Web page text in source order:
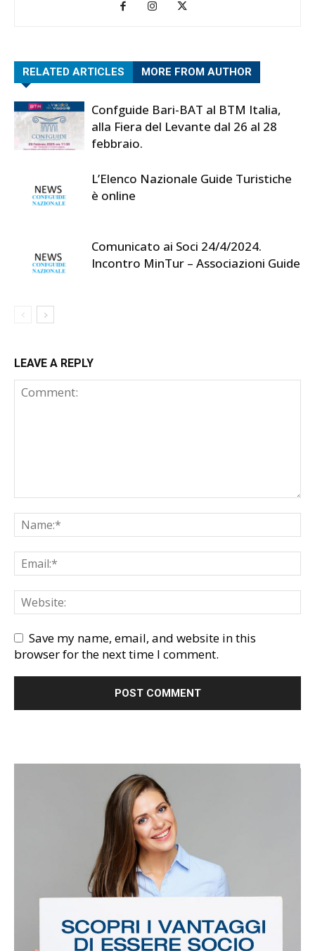
RELATED ARTICLES MORE FROM AUTHOR
Confguide Bari-BAT al BTM Italia,
alla Fiera del Levante dal 26 al 28
febbraio.
L’Elenco Nazionale Guide Turistiche
è online
Comunicato ai Soci 24/4/2024.
Incontro MinTur – Associazioni Guide
LEAVE A REPLY
Save my name, email, and website in this
browser for the next time I comment.